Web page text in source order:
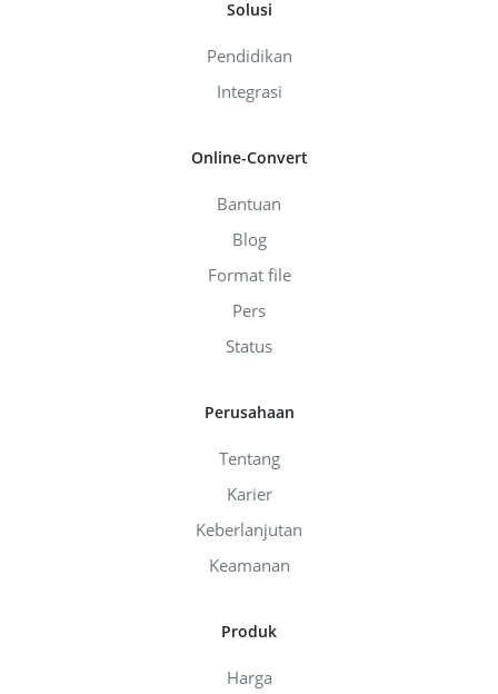
Solusi
Pendidikan
Integrasi
Online-Convert
Bantuan
Blog
Format file
Pers
Status
Perusahaan
Tentang
Karier
Keberlanjutan
Keamanan
Produk
Harga